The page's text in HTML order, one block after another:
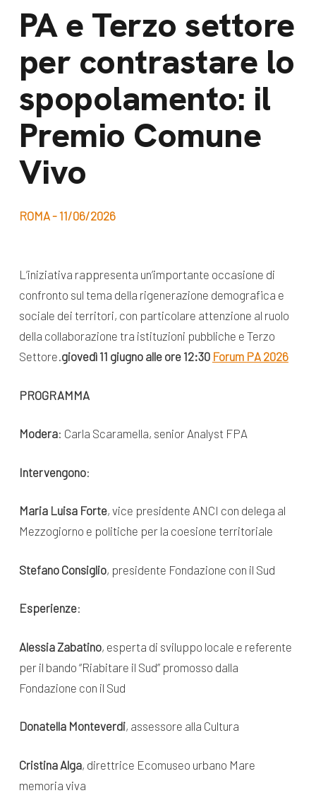
PA e Terzo settore
per contrastare lo
spopolamento: il
Premio Comune
Vivo
ROMA - 11/06/2026
L’iniziativa rappresenta un’importante occasione di
confronto sul tema della rigenerazione demografica e
sociale dei territori, con particolare attenzione al ruolo
della collaborazione tra istituzioni pubbliche e Terzo
Settore.giovedì 11 giugno alle ore 12:30 Forum PA 2026
PROGRAMMA
Modera: Carla Scaramella, senior Analyst FPA
Intervengono:
Maria Luisa Forte, vice presidente ANCI con delega al
Mezzogiorno e politiche per la coesione territoriale
Stefano Consiglio, presidente Fondazione con il Sud
Esperienze:
Alessia Zabatino, esperta di sviluppo locale e referente
per il bando “Riabitare il Sud” promosso dalla
Fondazione con il Sud
Donatella Monteverdi, assessore alla Cultura
Cristina Alga, direttrice Ecomuseo urbano Mare
memoria viva
Lavora con noi
Bilancio di
missione
News e
appuntamenti
News
dal Sud
Campagne
Libri e
pubblicazioni
Docufilm